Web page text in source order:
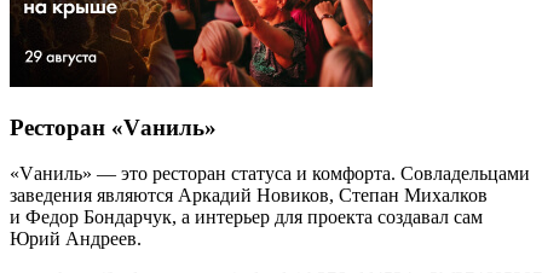
Ресторан «Vаниль»
«Vаниль» — это ресторан статуса и комфорта. Совладельцами
заведения являются Аркадий Новиков, Степан Михалков
и Федор Бондарчук, а интерьер для проекта создавал сам
Юрий Андреев.